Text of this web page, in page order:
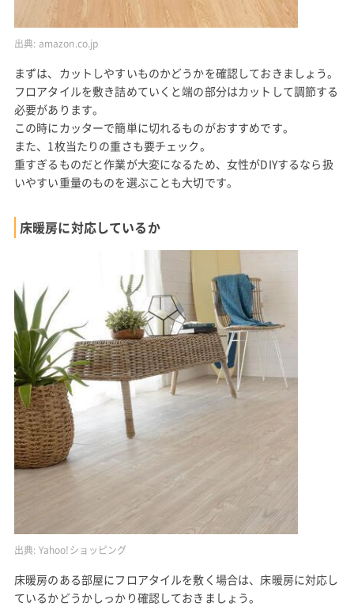
出典: amazon.co.jp
まずは、カットしやすいものかどうかを確認しておきましょう。
フロアタイルを敷き詰めていくと端の部分はカットして調節する
必要があります。
この時にカッターで簡単に切れるものがおすすめです。
また、1枚当たりの重さも要チェック。
重すぎるものだと作業が大変になるため、女性がDIYするなら扱
いやすい重量のものを選ぶことも大切です。
床暖房に対応しているか
出典: Yahoo!ショッピング
床暖房のある部屋にフロアタイルを敷く場合は、床暖房に対応し
ているかどうかしっかり確認しておきましょう。